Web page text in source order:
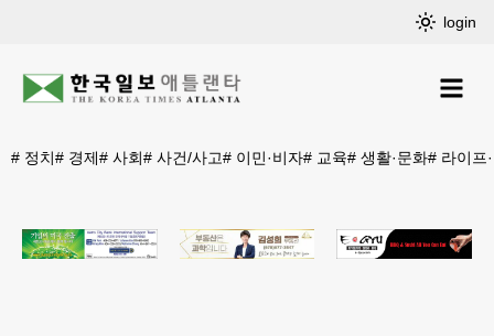
login
# 정치# 경제# 사회# 사건/사고# 이민·비자# 교육# 생활·문화# 라이프